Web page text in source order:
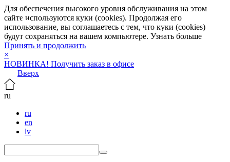
Для обеспечения высокого уровня обслуживания на этом
сайте используются куки (cookies). Продолжая его
использование, вы соглашаетесь с тем, что куки (cookies)
будут сохраняться на вашем компьютере. Узнать больше
Принять и продолжить
×
НОВИНКА! Получить заказ в офисе
Вверх
ru
ru
en
lv